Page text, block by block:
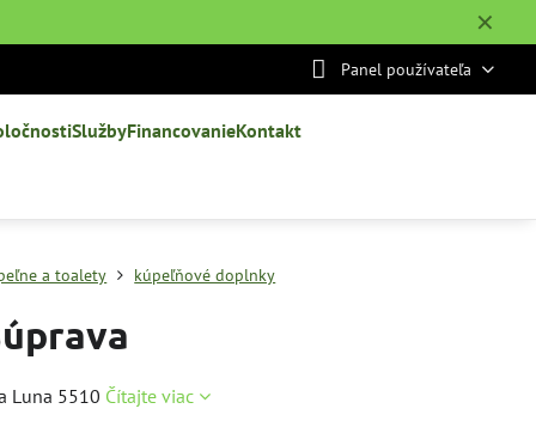
✕
Panel používateľa
SlužbyFinancovanieKontakt
a toalety kúpeľňové doplnky
Luna 5510 Čítajte viac